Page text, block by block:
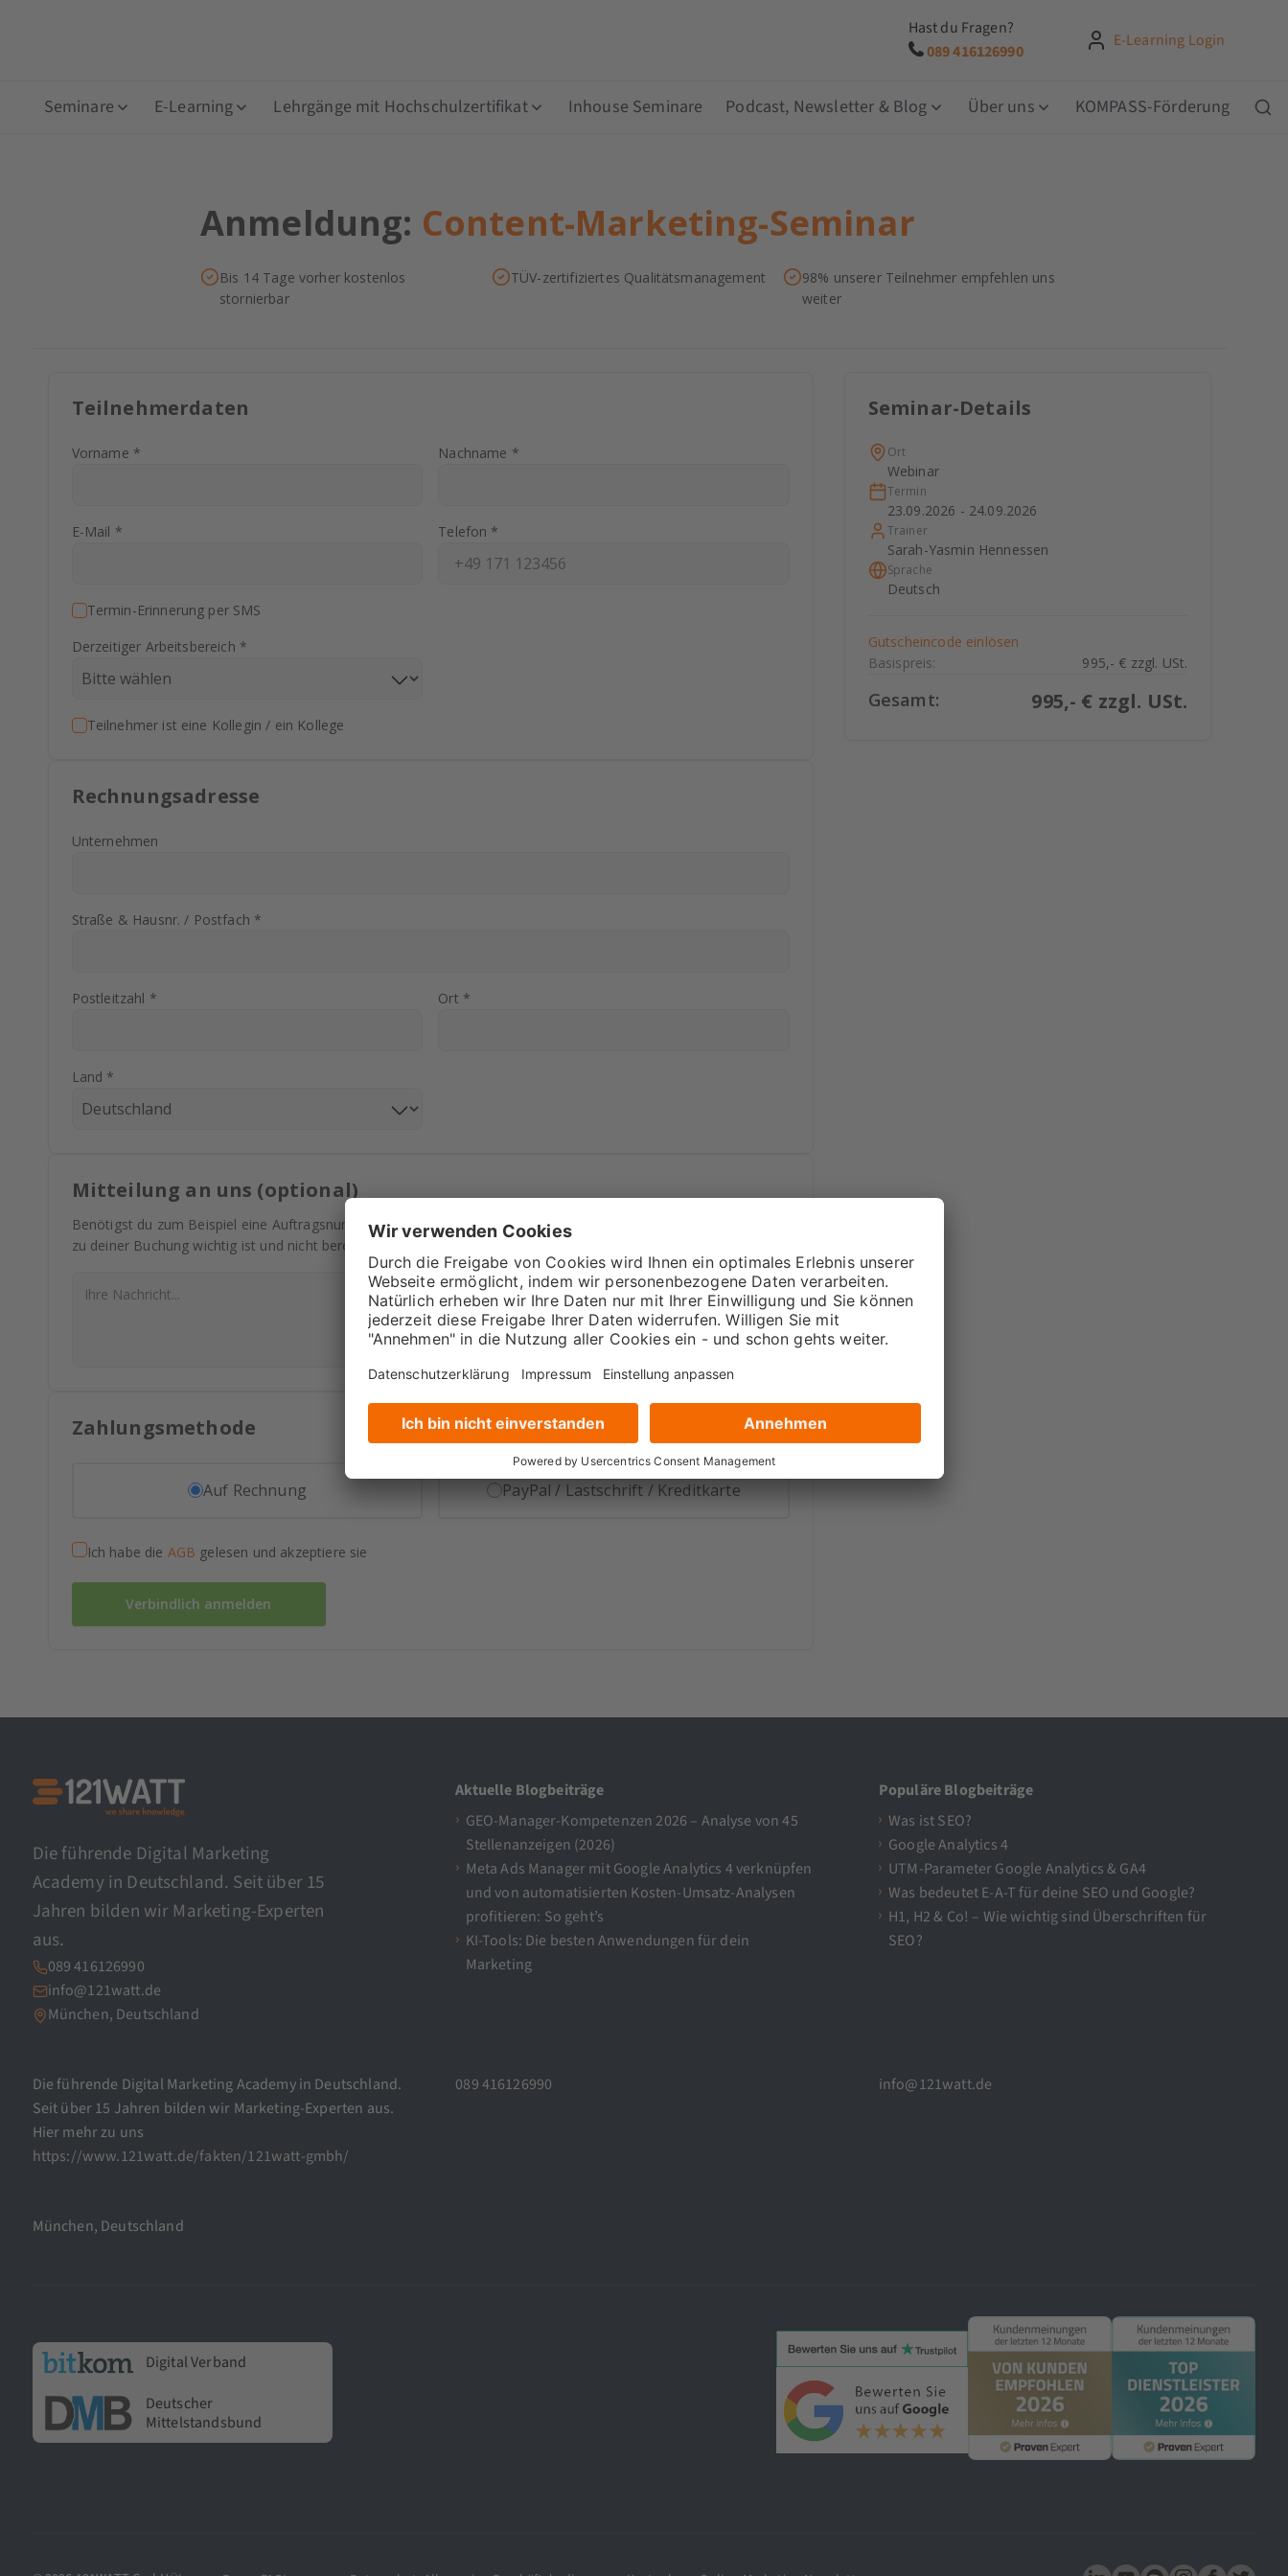
Hast du Fragen?
089 416126990
E-Learning Login
Seminare E-Learning Lehrgänge mit Hochschulzertifikat Inhouse Seminare Podcast, Newsletter & Blog Über uns KOMPASS-Förderung
Anmeldung: Content-Marketing-Seminar
Bis 14 Tage vorher kostenlos
stornierbar
TÜV-zertifiziertes Qualitätsmanagement
98% unserer Teilnehmer empfehlen uns
weiter
Seminar-Details
Ort
Webinar
Termin
23.09.2026 - 24.09.2026
Trainer
Sarah-Yasmin Hennessen
Sprache
Deutsch
Gutscheincode einlösen
Basispreis:
995,- € zzgl. USt.
Gesamt: 995,- € zzgl. USt.
Teilnehmerdaten
Vorname * Nachname *
E-Mail * Telefon *
Termin-Erinnerung per SMS
Derzeitiger Arbeitsbereich *
Teilnehmer ist eine Kollegin / ein Kollege
Rechnungsadresse
Unternehmen
Straße & Hausnr. / Postfach *
Postleitzahl * Ort *
Land *
Mitteilung an uns (optional)
Benötigst du zum Beispiel eine Auftragsnummer auf deiner Rechnung? In diesem Feld ist Platz für alles, was dir
zu deiner Buchung wichtig ist und nicht bereits abgefragt wurde.
Zahlungsmethode
Auf Rechnung PayPal / Lastschrift / Kreditkarte
Ich habe die AGB gelesen und akzeptiere sie
Verbindlich anmelden
Die führende Digital Marketing
Academy in Deutschland. Seit über 15
Jahren bilden wir Marketing-Experten
aus.
089 416126990
info@121watt.de
München, Deutschland
Aktuelle Blogbeiträge
GEO-Manager-Kompetenzen 2026 – Analyse von 45
Stellenanzeigen (2026)
Meta Ads Manager mit Google Analytics 4 verknüpfen
und von automatisierten Kosten-Umsatz-Analysen
profitieren: So geht’s
KI-Tools: Die besten Anwendungen für dein
Marketing
Populäre Blogbeiträge
Was ist SEO?
Google Analytics 4
UTM-Parameter Google Analytics & GA4
Was bedeutet E-A-T für deine SEO und Google?
H1, H2 & Co! – Wie wichtig sind Überschriften für
SEO?
Die führende Digital Marketing Academy in Deutschland.
Seit über 15 Jahren bilden wir Marketing-Experten aus.
Hier mehr zu uns
https://www.121watt.de/fakten/121watt-gmbh/
089 416126990 info@121watt.de
München, Deutschland
Digital Verband
Deutscher
Mittelstandsbund